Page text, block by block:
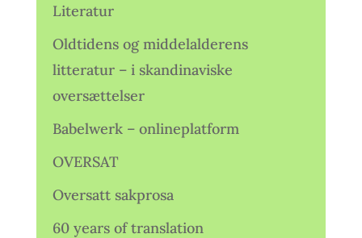
Literatur
Oldtidens og middelalderens
litteratur – i skandinaviske
oversættelser
Babelwerk – onlineplatform
OVERSAT
Oversatt sakprosa
60 years of translation